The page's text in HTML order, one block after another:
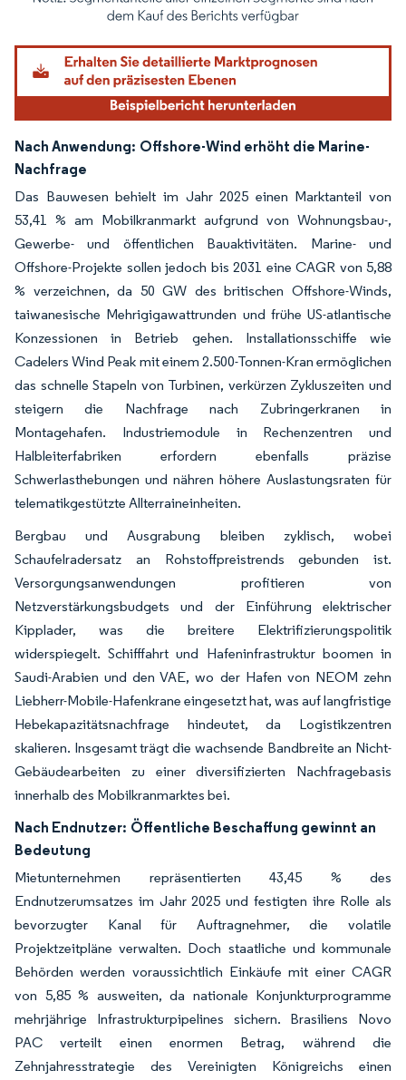
Bild © Mordor Intelligence. Wiederverwendung erfordert Namensnennung
Nach Anwendung: Offshore-Wind erhöht die Marine-
Nachfrage
Das Bauwesen behielt im Jahr 2025 einen Marktanteil von
53,41 % am Mobilkranmarkt aufgrund von Wohnungsbau-,
Gewerbe- und öffentlichen Bauaktivitäten. Marine- und
Offshore-Projekte sollen jedoch bis 2031 eine CAGR von 5,88
% verzeichnen, da 50 GW des britischen Offshore-Winds,
taiwanesische Mehrigigawattrunden und frühe US-atlantische
Konzessionen in Betrieb gehen. Installationsschiffe wie
Cadelers Wind Peak mit einem 2.500-Tonnen-Kran ermöglichen
das schnelle Stapeln von Turbinen, verkürzen Zykluszeiten und
steigern die Nachfrage nach Zubringerkranen in
Montagehafen. Industriemodule in Rechenzentren und
Halbleiterfabriken erfordern ebenfalls präzise
Schwerlasthebungen und nähren höhere Auslastungsraten für
telematikgestützte Allterraineinheiten.
Bergbau und Ausgrabung bleiben zyklisch, wobei
Schaufelradersatz an Rohstoffpreistrends gebunden ist.
Versorgungsanwendungen profitieren von
Netzverstärkungsbudgets und der Einführung elektrischer
Kipplader, was die breitere Elektrifizierungspolitik
widerspiegelt. Schifffahrt und Hafeninfrastruktur boomen in
Saudi-Arabien und den VAE, wo der Hafen von NEOM zehn
Liebherr-Mobile-Hafenkrane eingesetzt hat, was auf langfristige
Hebekapazitätsnachfrage hindeutet, da Logistikzentren
skalieren. Insgesamt trägt die wachsende Bandbreite an Nicht-
Gebäudearbeiten zu einer diversifizierten Nachfragebasis
innerhalb des Mobilkranmarktes bei.
Nach Endnutzer: Öffentliche Beschaffung gewinnt an
Bedeutung
Mietunternehmen repräsentierten 43,45 % des
Endnutzerumsatzes im Jahr 2025 und festigten ihre Rolle als
bevorzugter Kanal für Auftragnehmer, die volatile
Projektzeitpläne verwalten. Doch staatliche und kommunale
Behörden werden voraussichtlich Einkäufe mit einer CAGR
von 5,85 % ausweiten, da nationale Konjunkturprogramme
mehrjährige Infrastrukturpipelines sichern. Brasiliens Novo
PAC verteilt einen enormen Betrag, während die
Zehnjahresstrategie des Vereinigten Königreichs einen